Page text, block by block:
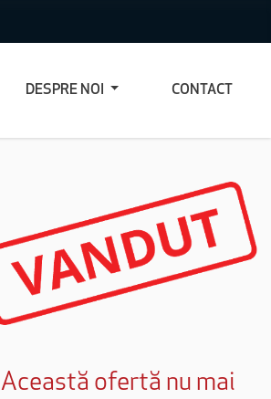
DESPRE NOI CONTACT
Această ofertă nu mai